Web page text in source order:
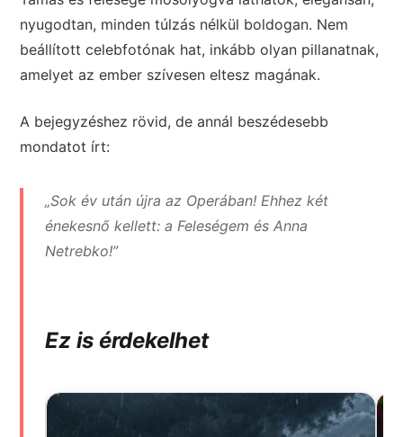
nyugodtan, minden túlzás nélkül boldogan. Nem
beállított celebfotónak hat, inkább olyan pillanatnak,
amelyet az ember szívesen eltesz magának.
A bejegyzéshez rövid, de annál beszédesebb
mondatot írt:
„Sok év után újra az Operában! Ehhez két
énekesnő kellett: a Feleségem és Anna
Netrebko!”
Ez is érdekelhet